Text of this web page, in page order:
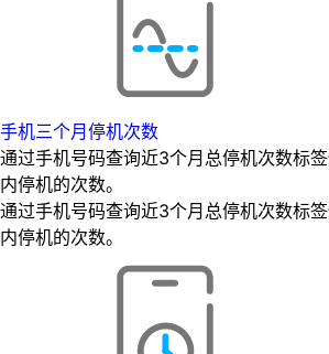
手机三个月停机次数
通过手机号码查询近3个月总停机次数标
内停机的次数。
通过手机号码查询近3个月总停机次数标
内停机的次数。